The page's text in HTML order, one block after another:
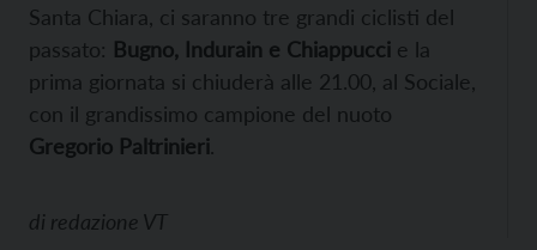
Santa Chiara, ci saranno tre grandi ciclisti del
passato: Bugno, Indurain e Chiappucci e la
prima giornata si chiuderà alle 21.00, al Sociale,
con il grandissimo campione del nuoto
Gregorio Paltrinieri.
di redazione VT